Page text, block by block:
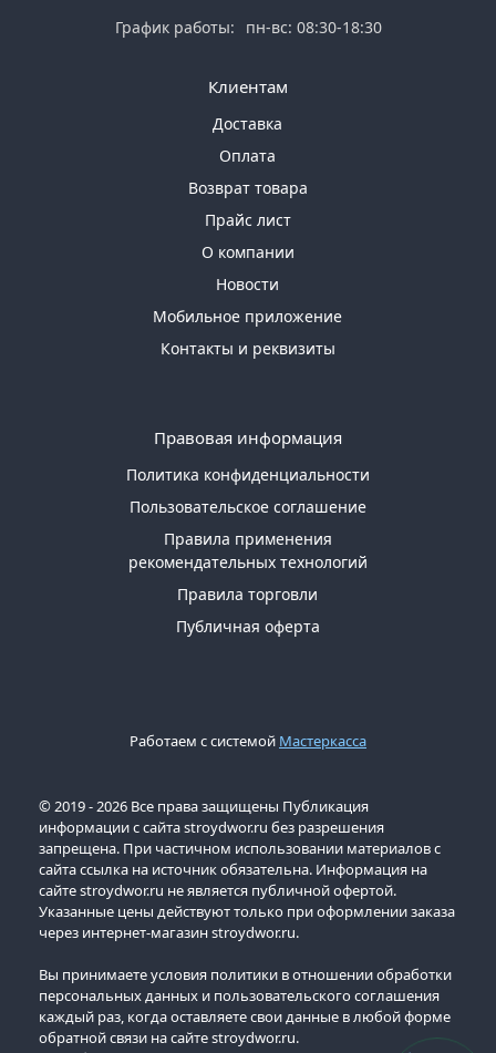
График работы: пн-вс: 08:30-18:30
Клиентам
Доставка
Оплата
Возврат товара
Прайс лист
О компании
Новости
Мобильное приложение
Контакты и реквизиты
Правовая информация
Политика конфиденциальности
Пользовательское соглашение
Правила применения
рекомендательных технологий
Правила торговли
Публичная оферта
Работаем с системой Мастеркасса
© 2019 - 2026 Все права защищены Публикация
информации с сайта stroydwor.ru без разрешения
запрещена. При частичном использовании материалов с
сайта ссылка на источник обязательна. Информация на
сайте stroydwor.ru не является публичной офертой.
Указанные цены действуют только при оформлении заказа
через интернет-магазин stroydwor.ru.
Вы принимаете условия политики в отношении обработки
персональных данных и пользовательского соглашения
каждый раз, когда оставляете свои данные в любой форме
обратной связи на сайте stroydwor.ru.